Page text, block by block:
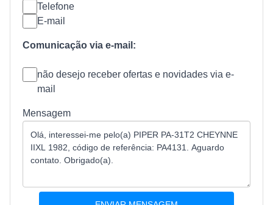
Telefone
E-mail
Comunicação via e-mail:
não desejo receber ofertas e novidades via e-
mail
Mensagem